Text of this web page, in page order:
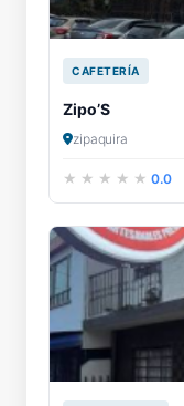
CAFETERÍA
Zipo’S
zipaquira
0.0